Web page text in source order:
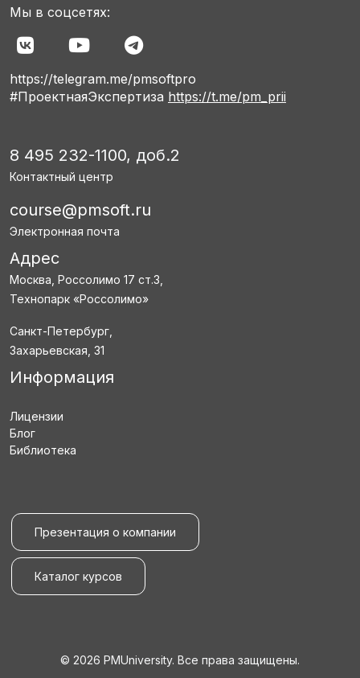
Мы в соцсетях:
https://telegram.me/pmsoftpro
#ПроектнаяЭкспертиза https://t.me/pm_prii
8 495 232-1100, доб.2
Контактный центр
course@pmsoft.ru
Электронная почта
Адрес
Москва, Россолимо 17 ст.3,
Технопарк «Россолимо»
Санкт-Петербург,
Захарьевская, 31
Информация
Лицензии
Блог
Библиотека
Презентация о компании
Каталог курсов
© 2026 PMUniversity. Все права защищены.